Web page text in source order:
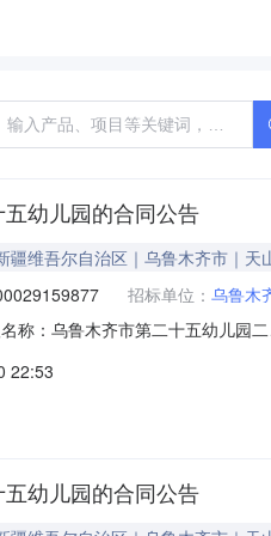
幼儿园的合同公告
疆维吾尔自治区｜乌鲁木齐市｜天
招标单位： 乌鲁木
称：乌鲁木齐市第二十五幼儿园
况：七、其它事项：详见附件中
22:53
幼儿园的合同公告